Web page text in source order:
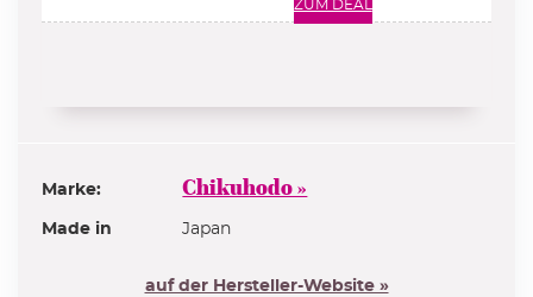
ZUM DEAL
Marke: Chikuhodo »
Made in Japan
auf der Hersteller-Website »